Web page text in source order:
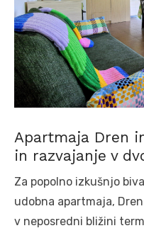
Apartmaja Dren
in razvajanje v
Za popolno izkušnjo
udobna apartmaja,
v neposredni bližini